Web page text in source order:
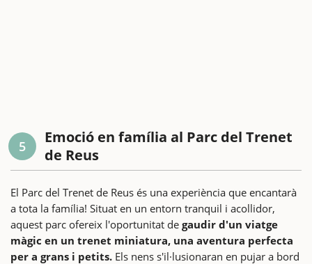
5
Emoció en família al Parc del Trenet
de Reus
El Parc del Trenet de Reus és una experiència que encantarà
a tota la família! Situat en un entorn tranquil i acollidor,
aquest parc ofereix l'oportunitat de gaudir d'un viatge
màgic en un trenet miniatura, una aventura perfecta
per a grans i petits. Els nens s'il·lusionaran en pujar a bord